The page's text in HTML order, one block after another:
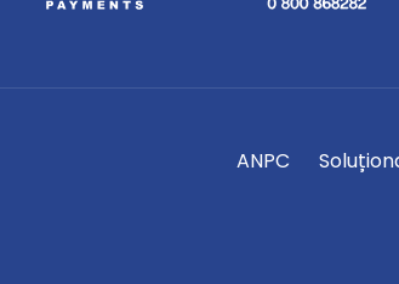
ANPC